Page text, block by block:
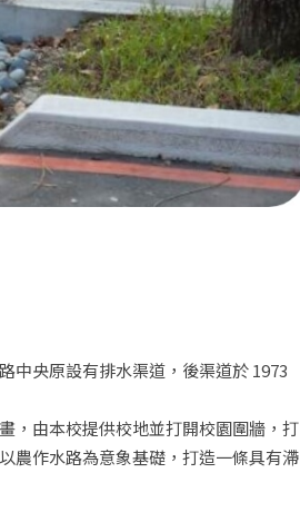
中央原設有排水渠道，後渠道於 1973
，由本校提供校地並打開校園圍牆，打
農作水路為意象基礎，打造一條具有滯